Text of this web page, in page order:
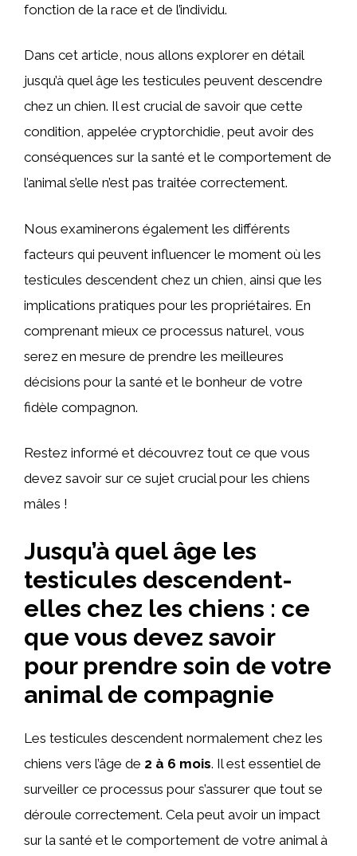
fonction de la race et de l’individu.
Dans cet article, nous allons explorer en détail
jusqu’à quel âge les testicules peuvent descendre
chez un chien. Il est crucial de savoir que cette
condition, appelée cryptorchidie, peut avoir des
conséquences sur la santé et le comportement de
l’animal s’elle n’est pas traitée correctement.
Nous examinerons également les différents
facteurs qui peuvent influencer le moment où les
testicules descendent chez un chien, ainsi que les
implications pratiques pour les propriétaires. En
comprenant mieux ce processus naturel, vous
serez en mesure de prendre les meilleures
décisions pour la santé et le bonheur de votre
fidèle compagnon.
Restez informé et découvrez tout ce que vous
devez savoir sur ce sujet crucial pour les chiens
mâles !
Jusqu’à quel âge les
testicules descendent-
elles chez les chiens : ce
que vous devez savoir
pour prendre soin de votre
animal de compagnie
Les testicules descendent normalement chez les
chiens vers l’âge de 2 à 6 mois. Il est essentiel de
surveiller ce processus pour s’assurer que tout se
déroule correctement. Cela peut avoir un impact
sur la santé et le comportement de votre animal à